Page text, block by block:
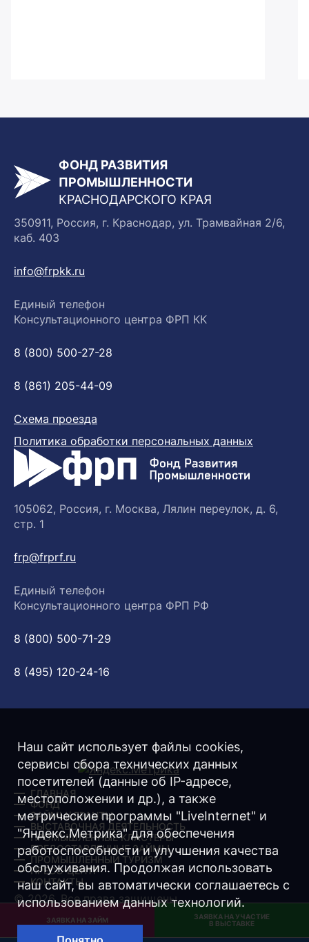
ЗАЯВКА НА ЗАЙМ
ЗАЯВКА НА УЧАСТИЕ
В ВЫСТАВКЕ
ФОНД РАЗВИТИЯ
ПРОМЫШЛЕННОСТИ
КРАСНОДАРСКОГО КРАЯ
350911, Россия, г. Краснодар, ул. Трамвайная 2/6,
каб. 403
info@frpkk.ru
Единый телефон
Консультационного центра ФРП КК
8 (800) 500-27-28
8 (861) 205-44-09
Схема проезда
Политика обработки персональных данных
105062, Россия, г. Москва, Лялин переулок, д. 6,
стр. 1
frp@frprf.ru
Единый телефон
Консультационного центра ФРП РФ
8 (800) 500-71-29
8 (495) 120-24-16
ГЛАВНАЯ
ФОНД
ЗАЙМЫ/ ГРАНТЫ
ВЫСТАВОЧНАЯ ДЕЯТЕЛЬНОСТЬ
ПРОМЫШЛЕННЫЕ КЛАСТЕРЫ
ПРЕДОСТАВЛЕННЫЕ ЗАЙМЫ
ПРОМЫШЛЕННЫЙ ТУРИЗМ
ПРЕСС-ЦЕНТР
КОНТАКТЫ
© 2026. Все права защищены.
Разработка -Интернет-Имидж
Наш сайт использует файлы cookies,
сервисы сбора технических данных
посетителей (данные об IP-адресе,
местоположении и др.), а также
метрические программы "LiveInternet" и
"Яндекс.Метрика" для обеспечения
работоспособности и улучшения качества
обслуживания. Продолжая использовать
наш сайт, вы автоматически соглашаетесь с
использованием данных технологий.